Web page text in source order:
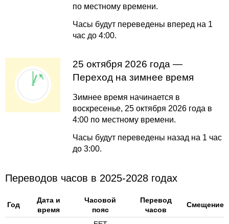
по местному времени.
Часы будут переведены вперед на 1
час до 4:00.
25 октября 2026 года —
Переход на зимнее время
Зимнее время начинается в
воскресенье, 25 октября 2026 года в
4:00 по местному времени.
Часы будут переведены назад на 1 час
до 3:00.
Переводов часов в 2025-2028 годах
Год
Дата и
время
Часовой
пояс
Перевод
часов
Смещение